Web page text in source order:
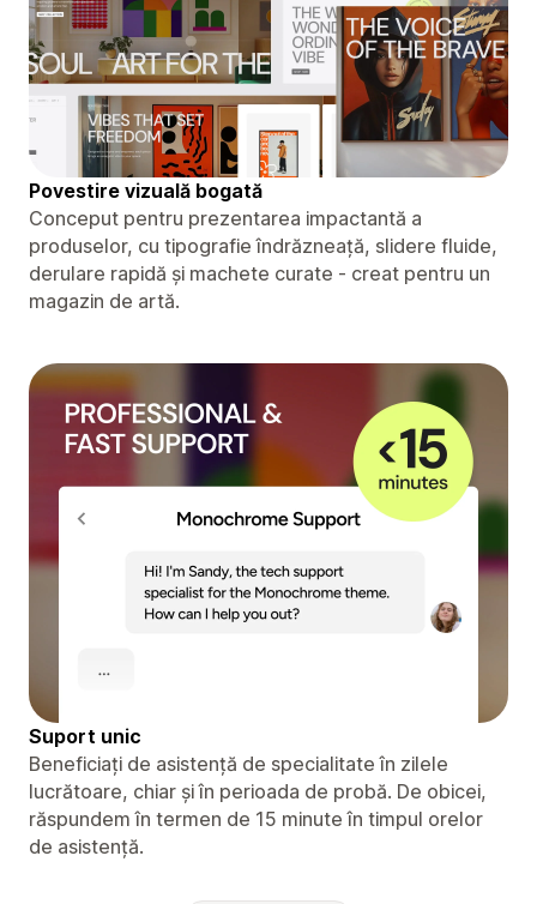
Povestire vizuală bogată
Conceput pentru prezentarea impactantă a
produselor, cu tipografie îndrăzneață, slidere fluide,
derulare rapidă și machete curate - creat pentru un
magazin de artă.
Suport unic
Beneficiați de asistență de specialitate în zilele
lucrătoare, chiar și în perioada de probă. De obicei,
răspundem în termen de 15 minute în timpul orelor
de asistență.